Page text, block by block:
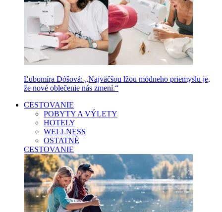
Ľubomíra Dóšová: „Najväčšou lžou módneho priemyslu je,
že nové oblečenie nás zmení.“
CESTOVANIE
POBYTY A VÝLETY
HOTELY
WELLNESS
OSTATNÉ
CESTOVANIE